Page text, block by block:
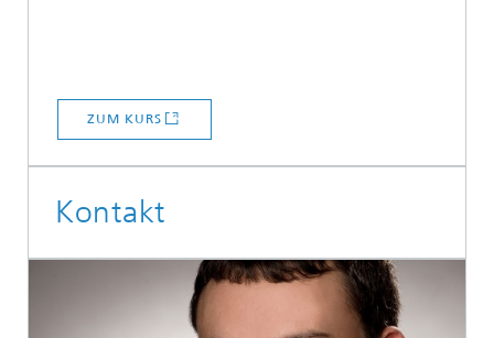
ZUM KURS
Kontakt